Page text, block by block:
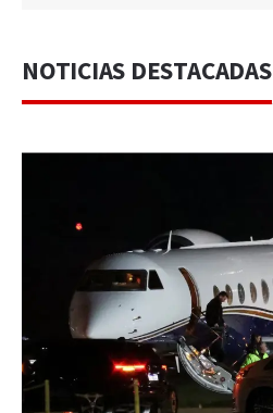
NOTICIAS DESTACADAS